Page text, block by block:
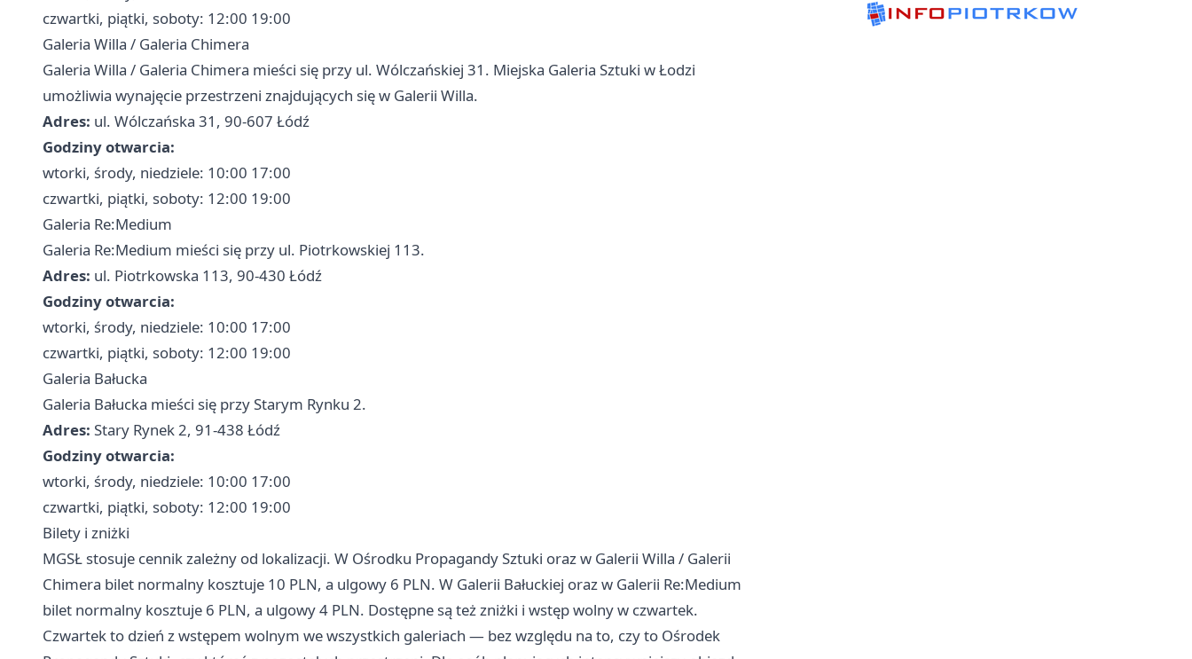
czwartki, piątki, soboty: 12:00 19:00
Galeria Willa / Galeria Chimera
Galeria Willa / Galeria Chimera mieści się przy ul. Wólczańskiej 31. Miejska Galeria Sztuki w Łodzi
umożliwia wynajęcie przestrzeni znajdujących się w Galerii Willa.
Adres: ul. Wólczańska 31, 90-607 Łódź
Godziny otwarcia:
wtorki, środy, niedziele: 10:00 17:00
czwartki, piątki, soboty: 12:00 19:00
Galeria Re:Medium
Galeria Re:Medium mieści się przy ul. Piotrkowskiej 113.
Adres: ul. Piotrkowska 113, 90-430 Łódź
Godziny otwarcia:
wtorki, środy, niedziele: 10:00 17:00
czwartki, piątki, soboty: 12:00 19:00
Galeria Bałucka
Galeria Bałucka mieści się przy Starym Rynku 2.
Adres: Stary Rynek 2, 91-438 Łódź
Godziny otwarcia:
wtorki, środy, niedziele: 10:00 17:00
czwartki, piątki, soboty: 12:00 19:00
Bilety i zniżki
MGSŁ stosuje cennik zależny od lokalizacji. W Ośrodku Propagandy Sztuki oraz w Galerii Willa / Galerii
Chimera bilet normalny kosztuje 10 PLN, a ulgowy 6 PLN. W Galerii Bałuckiej oraz w Galerii Re:Medium
bilet normalny kosztuje 6 PLN, a ulgowy 4 PLN. Dostępne są też zniżki i wstęp wolny w czwartek.
Czwartek to dzień z wstępem wolnym we wszystkich galeriach — bez względu na to, czy to Ośrodek